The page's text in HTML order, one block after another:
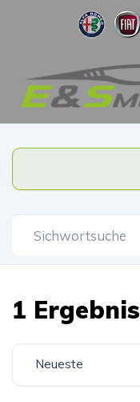
1 Ergebnis
Neueste